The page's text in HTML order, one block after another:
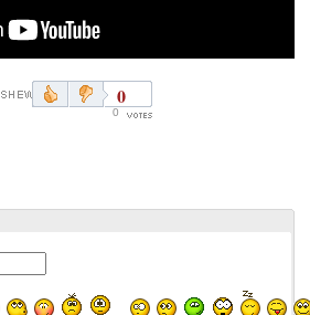
0
0